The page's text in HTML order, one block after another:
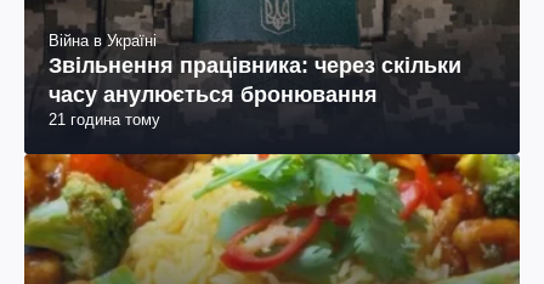
Війна в Україні
Звільнення працівника: через скільки
часу анулюється бронювання
21 година тому